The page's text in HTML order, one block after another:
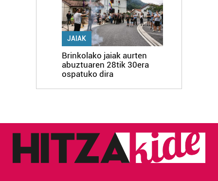
JAIAK
Brinkolako jaiak aurten
abuztuaren 28tik 30era
ospatuko dira